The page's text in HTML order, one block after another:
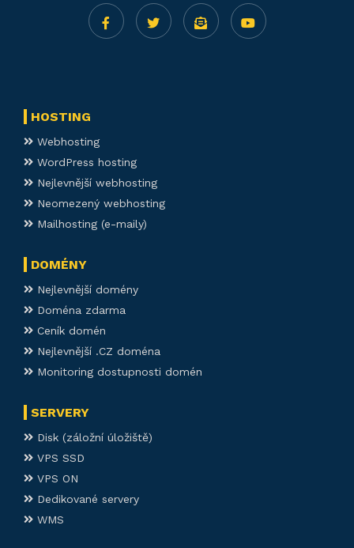
HOSTING
Webhosting
WordPress hosting
Nejlevnější webhosting
Neomezený webhosting
Mailhosting (e-maily)
DOMÉNY
Nejlevnější domény
Doména zdarma
Ceník domén
Nejlevnější .CZ doména
Monitoring dostupnosti domén
SERVERY
Disk (záložní úložiště)
VPS SSD
VPS ON
Dedikované servery
WMS